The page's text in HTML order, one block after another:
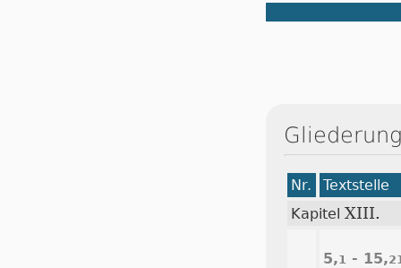
Nr.
Textstelle
Kapitel XIII.
5,1 - 15,